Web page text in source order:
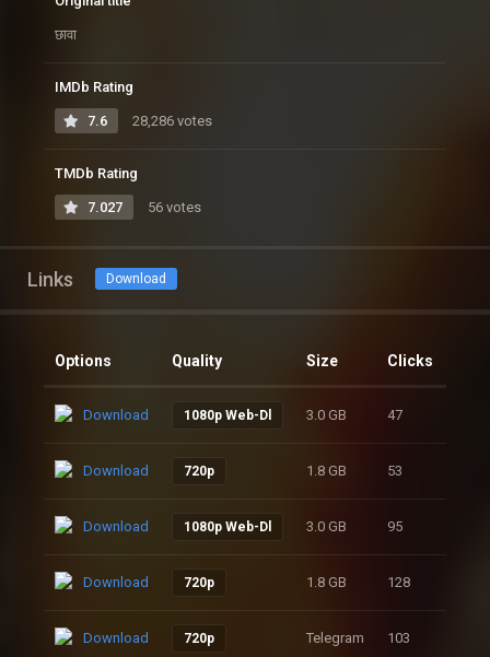
छावा
IMDb Rating
7.6 28,286 votes
TMDb Rating
7.027 56 votes
Links Download
Options Quality Size Clicks
Download 1080p Web-Dl 3.0 GB 47
Download 720p 1.8 GB 53
Download 1080p Web-Dl 3.0 GB 95
Download 720p 1.8 GB 128
Download 720p Telegram 103